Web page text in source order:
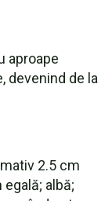
aproape
devenind de la
2.5 cm
albă;